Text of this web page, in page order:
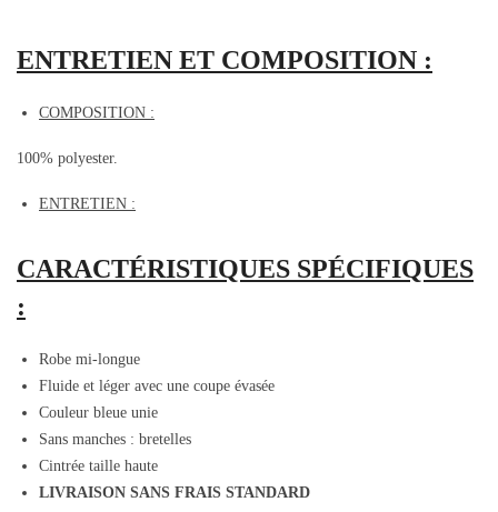
ENTRETIEN ET COMPOSITION :
COMPOSITION :
100% polyester.
ENTRETIEN :
CARACTÉRISTIQUES SPÉCIFIQUES
:
Robe mi-longue
Fluide et léger avec une coupe évasée
Couleur bleue unie
Sans manches : bretelles
Cintrée taille haute
LIVRAISON SANS FRAIS STANDARD